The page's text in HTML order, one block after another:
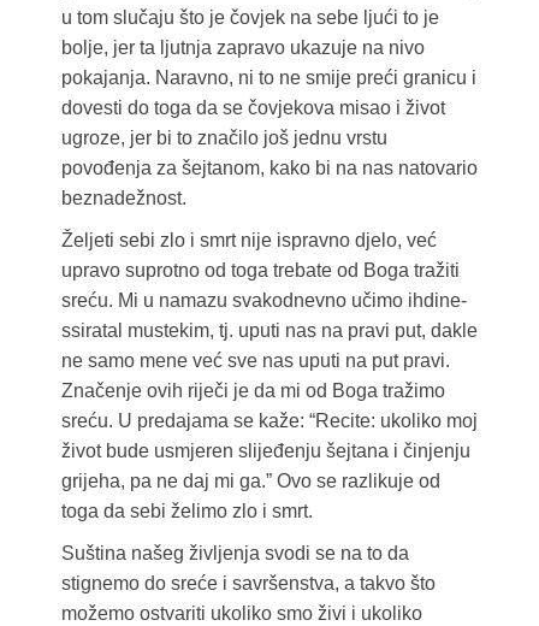
u tom slučaju što je čovjek na sebe ljući to je
bolje, jer ta ljutnja zapravo ukazuje na nivo
pokajanja. Naravno, ni to ne smije preći granicu i
dovesti do toga da se čovjekova misao i život
ugroze, jer bi to značilo još jednu vrstu
povođenja za šejtanom, kako bi na nas natovario
beznadežnost.
Željeti sebi zlo i smrt nije ispravno djelo, već
upravo suprotno od toga trebate od Boga tražiti
sreću. Mi u namazu svakodnevno učimo ihdine-
ssiratal mustekim, tj. uputi nas na pravi put, dakle
ne samo mene već sve nas uputi na put pravi.
Značenje ovih riječi je da mi od Boga tražimo
sreću. U predajama se kaže: “Recite: ukoliko moj
život bude usmjeren slijeđenju šejtana i činjenju
grijeha, pa ne daj mi ga.” Ovo se razlikuje od
toga da sebi želimo zlo i smrt.
Suština našeg življenja svodi se na to da
stignemo do sreće i savršenstva, a takvo što
možemo ostvariti ukoliko smo živi i ukoliko